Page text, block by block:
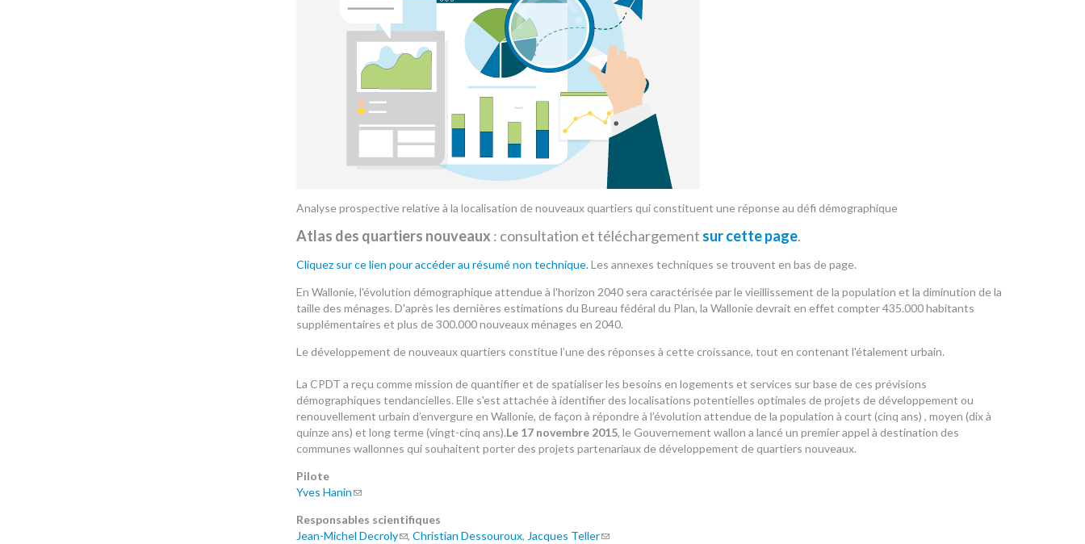
Analyse prospective relative à la localisation de nouveaux quartiers qui constituent une réponse au défi démographique
Atlas des quartiers nouveaux: consultation et téléchargement sur cette page.
Cliquez sur ce lien pour accéder au résumé non technique.Les annexes techniques se trouvent en bas de page.
En Wallonie, l'évolution démographique attendue à l'horizon 2040 sera caractérisée par le vieillissement de la population et la diminution de la
taille des ménages. D'après les dernières estimations du Bureau fédéral du Plan, la Wallonie devrait en effet compter 435.000 habitants
supplémentaires et plus de 300.000 nouveaux ménages en 2040.
Le développement de nouveaux quartiers constitue l’une des réponses à cette croissance, tout en contenant l'étalement urbain.
La CPDT a reçu comme mission de quantifier et de spatialiser les besoins en logements et services sur base de ces prévisions
démographiques tendancielles. Elle s'est attachée à identifier des localisations potentielles optimales de projets de développement ou
renouvellement urbain d’envergure en Wallonie, de façon à répondre à l’évolution attendue de la population à court (cinq ans) , moyen (dix à
quinze ans) et long terme (vingt-cinq ans).Le 17 novembre 2015, le Gouvernement wallon a lancé un premier appel à destination des
communes wallonnes qui souhaitent porter des projets partenariaux de développement de quartiers nouveaux.
Pilote
Yves Hanin
Responsables scientifiques
Jean-Michel Decroly
, Christian Dessouroux, Jacques Teller